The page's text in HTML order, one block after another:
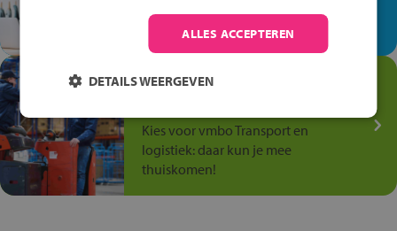
op de winkelvloer, waar elke dag
anders is!
Jouw talent in de
Kies voor vmbo Transport en
logistiek: daar kun je mee
thuiskomen!
ALLES ACCEPTEREN
DETAILS WEERGEVEN